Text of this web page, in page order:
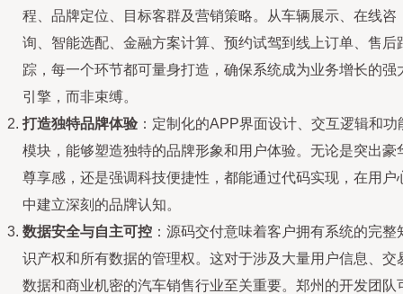
程、品牌定位、目标客群及营销策略。从车辆展示、在线咨
询、智能选配、金融方案计算、预约试驾到线上订单、售后
踪，每一个环节都可量身打造，确保系统成为业务增长的强
引擎，而非束缚。
打造独特品牌体验 ：定制化的APP界面设计、交互逻辑和功
模块，能够塑造独特的品牌形象和用户体验。无论是突出豪
尊享感，还是强调科技便捷性，都能通过代码实现，在用户
中建立深刻的品牌认知。
数据安全与自主可控 ：源码交付意味着客户拥有系统的完整
识产权和所有数据的管理权。这对于涉及大量用户信息、交
数据和商业机密的汽车销售行业至关重要。郑州的开发团队